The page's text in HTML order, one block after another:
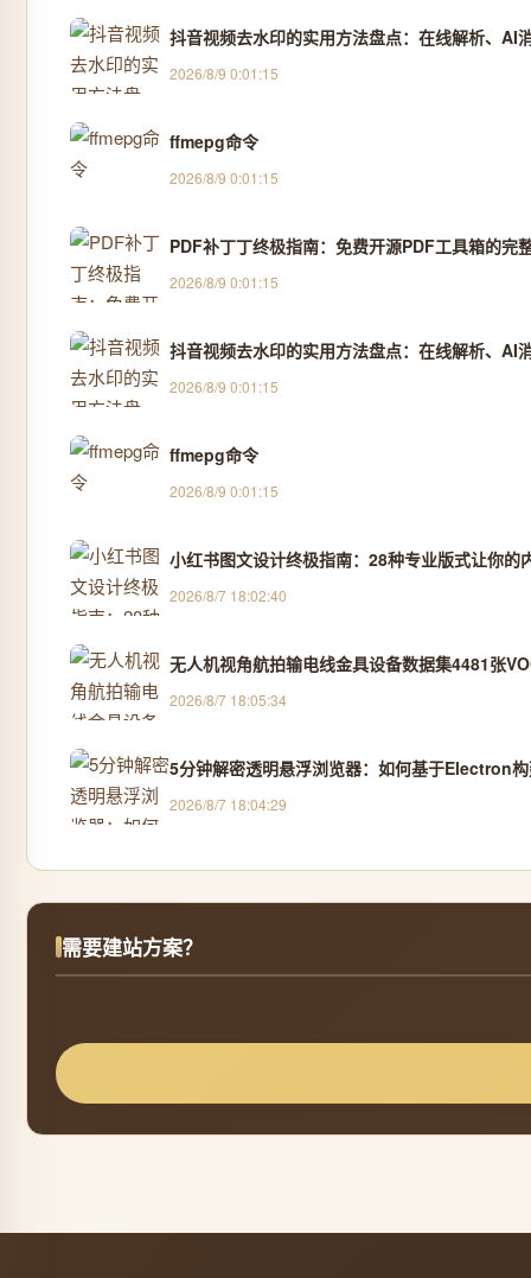
抖音视频去水印的实用方法盘点：在线解析、AI
2026/8/9 0:01:15
ffmepg命令
2026/8/9 0:01:15
PDF补丁丁终极指南：免费开源PDF工具箱的完
2026/8/9 0:01:15
抖音视频去水印的实用方法盘点：在线解析、AI
2026/8/9 0:01:15
ffmepg命令
2026/8/9 0:01:15
小红书图文设计终极指南：28种专业版式让你的
2026/8/7 18:02:40
无人机视角航拍输电线金具设备数据集4481张
2026/8/7 18:05:34
5分钟解密透明悬浮浏览器：如何基于Electron
2026/8/7 18:04:29
需要建站方案？